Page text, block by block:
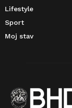
Lifestyle
Sport
Moj stav